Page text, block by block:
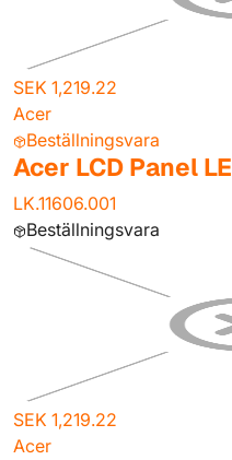
SEK 1,219.22
Acer
Beställningsvara
Acer LCD Panel
LK.11606.001
Beställningsvara
SEK 1,219.22
Acer